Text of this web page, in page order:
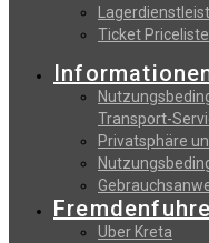
Ticket
Transport-
Privatsphäre
Uber Kreta